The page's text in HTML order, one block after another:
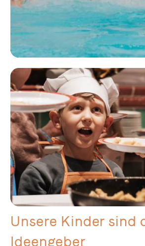
Unsere Kinder sind
Ideengeber